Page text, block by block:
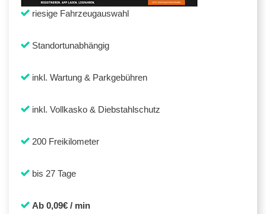
riesige Fahrzeugauswahl
Standortunabhängig
inkl. Wartung & Parkgebühren
inkl. Vollkasko & Diebstahlschutz
200 Freikilometer
bis 27 Tage
Ab 0,09€ / min